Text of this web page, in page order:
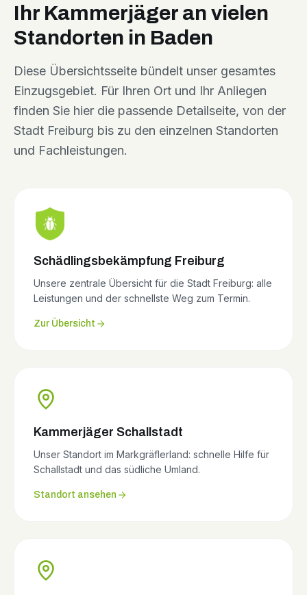
Ihr Kammerjäger an vielen
Standorten in Baden
Diese Übersichtsseite bündelt unser gesamtes
Einzugsgebiet. Für Ihren Ort und Ihr Anliegen
finden Sie hier die passende Detailseite, von der
Stadt Freiburg bis zu den einzelnen Standorten
und Fachleistungen.
Schädlingsbekämpfung Freiburg
Unsere zentrale Übersicht für die Stadt Freiburg: alle
Leistungen und der schnellste Weg zum Termin.
Zur Übersicht
Kammerjäger Schallstadt
Unser Standort im Markgräflerland: schnelle Hilfe für
Schallstadt und das südliche Umland.
Standort ansehen